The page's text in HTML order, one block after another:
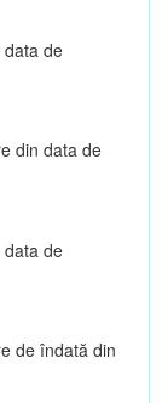
de
din data de
de
de îndată din